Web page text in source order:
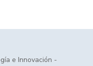
e Innovación -